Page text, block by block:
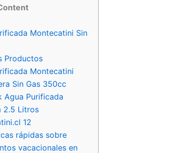
Montecatini Sin
Productos
Montecatini
Sin Gas 350cc
Agua Purificada
2.5 Litros
12
rápidas sobre
vacacionales en